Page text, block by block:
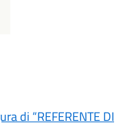
di “REFERENTE DI